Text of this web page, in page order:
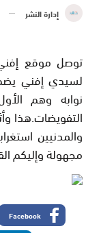
إدارة النشر
توصل موقع
لسيدي إفني
نوابه وهم
التفويضات.هذا
والمدنيين
مجهولة وإليكم
Facebook